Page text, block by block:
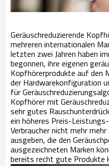
Geräuschreduzierende
mehreren internationalen
letzten zwei Jahren haben
begonnen, ihre eigenen
Kopfhörerprodukte auf den
der Hardwarekonfiguration
für
Kopfhörer mit
sehr gutes
ein höheres Preis-
Verbraucher nicht mehr
ausgeben, die den
ausgezeichneten Marken
bereits recht gute Produkte